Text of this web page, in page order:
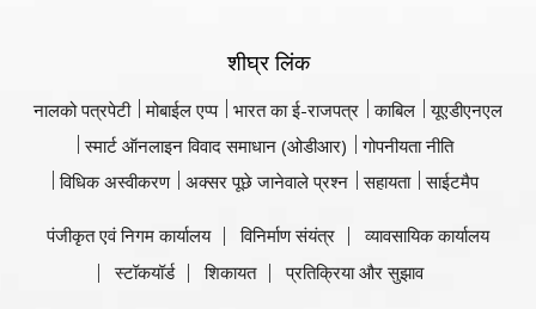
शीघ्र लिंक
नालको पत्रपेटी मोबाईल एप्प भारत का ई-राजपत्र काबिल
यूएडीएनएल
स्मार्ट ऑनलाइन विवाद समाधान (ओडीआर)
गोपनीयता नीति
विधिक अस्वीकरण
अक्सर पूछे जानेवाले प्रश्न सहायता साईटमैप
पंजीकृत एवं निगम कार्यालय विनिर्माण संयंत्र
व्यावसायिक कार्यालय
स्टॉकयॉर्ड
शिकायत प्रतिक्रिया और सुझाव